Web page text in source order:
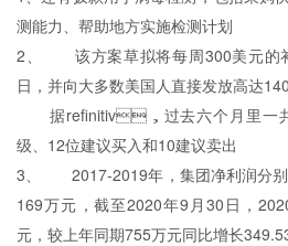
测能力、帮助地方实施检测计划
2、 该方案草拟将每周300美元的
日，并向大多数美国人直接发放高达
据refinitiv，过去六个月里一
级、12位建议买入和10建议卖出
3、 2017-2019年，集团净利润分别为
169万元，截至2020年9月30日
元，较上年同期755万元同比增长